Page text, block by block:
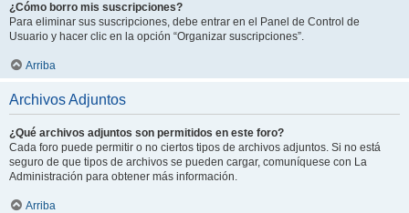
¿Cómo borro mis suscripciones?
Para eliminar sus suscripciones, debe entrar en el Panel de Control de
Usuario y hacer clic en la opción “Organizar suscripciones”.
Arriba
Archivos Adjuntos
¿Qué archivos adjuntos son permitidos en este foro?
Cada foro puede permitir o no ciertos tipos de archivos adjuntos. Si no está
seguro de que tipos de archivos se pueden cargar, comuníquese con La
Administración para obtener más información.
Arriba